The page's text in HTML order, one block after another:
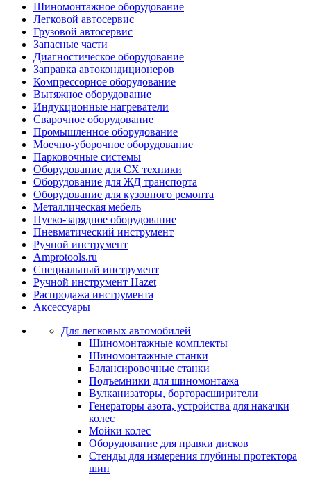
Шиномонтажное оборудование
Легковой автосервис
Грузовой автосервис
Запасные части
Диагностическое оборудование
Заправка автокондиционеров
Компрессорное оборудование
Вытяжное оборудование
Индукционные нагреватели
Сварочное оборудование
Промышленное оборудование
Моечно-уборочное оборудование
Парковочные системы
Оборудование для СХ техники
Оборудование для ЖД транспорта
Оборудование для кузовного ремонта
Металлическая мебель
Пуско-зарядное оборудование
Пневматический инструмент
Ручной инструмент
Amprotools.ru
Специальный инструмент
Ручной инструмент Hazet
Распродажа инструмента
Аксессуары
Для легковых автомобилей
Шиномонтажные комплекты
Шиномонтажные станки
Балансировочные станки
Подъемники для шиномонтажа
Вулканизаторы, борторасширители
Генераторы азота, устройства для накачки
колес
Мойки колес
Оборудование для правки дисков
Стенды для измерения глубины протектора
шин